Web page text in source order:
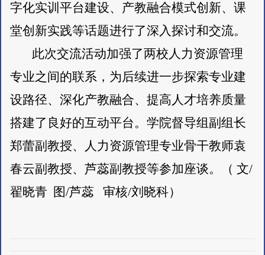
字化实训平台建设、产教融合模式创新、课
堂创新实践等话题进行了深入探讨和交流。
此次交流活动加强了两校人力资源管理
专业之间的联系，为后续进一步探索专业建
设路径、深化产教融合、提高人才培养质量
搭建了良好的互动平台。学院督导组副组长
郑蕾副教授、人力资源管理专业骨干教师袁
春云副教授、芦蕊副教授等参加座谈。（ 文/
翟晓青 图/芦蕊 审核/刘晓科）